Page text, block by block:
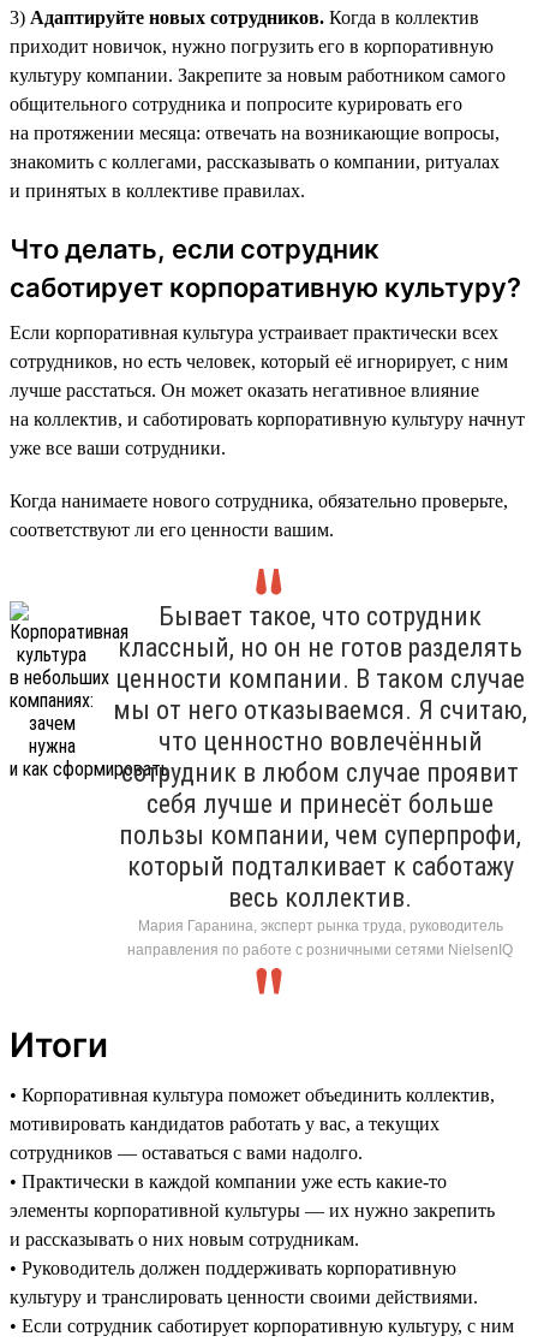
3) Адаптируйте новых сотрудников. Когда в коллектив
приходит новичок, нужно погрузить его в корпоративную
культуру компании. Закрепите за новым работником самого
общительного сотрудника и попросите курировать его
на протяжении месяца: отвечать на возникающие вопросы,
знакомить с коллегами, рассказывать о компании, ритуалах
и принятых в коллективе правилах.
Что делать, если сотрудник
саботирует корпоративную культуру?
Если корпоративная культура устраивает практически всех
сотрудников, но есть человек, который её игнорирует, с ним
лучше расстаться. Он может оказать негативное влияние
на коллектив, и саботировать корпоративную культуру начнут
уже все ваши сотрудники.
Когда нанимаете нового сотрудника, обязательно проверьте,
соответствуют ли его ценности вашим.
Бывает такое, что сотрудник
классный, но он не готов разделять
ценности компании. В таком случае
мы от него отказываемся. Я считаю,
что ценностно вовлечённый
сотрудник в любом случае проявит
себя лучше и принесёт больше
пользы компании, чем суперпрофи,
который подталкивает к саботажу
весь коллектив.
Мария Гаранина, эксперт рынка труда, руководитель
направления по работе с розничными сетями NielsenIQ
Итоги
• Корпоративная культура поможет объединить коллектив,
мотивировать кандидатов работать у вас, а текущих
сотрудников — оставаться с вами надолго.
• Практически в каждой компании уже есть какие-то
элементы корпоративной культуры — их нужно закрепить
и рассказывать о них новым сотрудникам.
• Руководитель должен поддерживать корпоративную
культуру и транслировать ценности своими действиями.
• Если сотрудник саботирует корпоративную культуру, с ним